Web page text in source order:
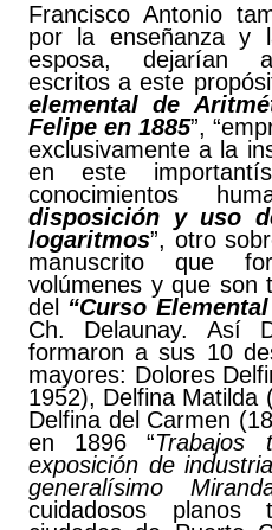
Francisco Antonio
por la enseñanza y
esposa, dejarían
escritos a este
elemental de
Felipe en 1885”,
exclusivamente a la
en este
conocimientos
disposición y uso
logaritmos”, otro
manuscrito que
volúmenes y que son
del “Curso
Ch. Delaunay. Así
formaron a sus 10
mayores: Dolores
1952), Delfina Matilda
Delfina del Carmen
en 1896 “Trabajos
exposición de
generalísimo
cuidadosos planos